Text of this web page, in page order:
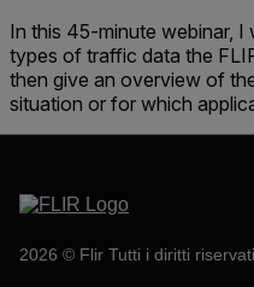
In this 45-minute webinar, I
types of traffic data the
then give an overview of
situation or for which
2026 © Flir Tutti i diritti riservati.